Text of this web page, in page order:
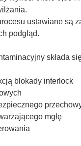
ustawiane są
podgląd.
składa
blokady interlock
mgłę